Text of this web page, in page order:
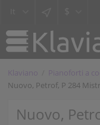
Klaviano Pianoforti a
Nuovo, Petrof, P 284
Nuovo,